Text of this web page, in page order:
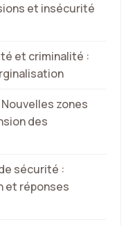
et insécurité
et criminalité :
zones
des
sécurité :
et réponses